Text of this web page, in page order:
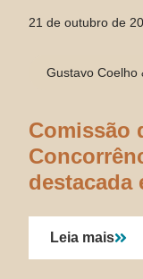
21 de outubro de
Gustavo Coelho
Comissão
destacada
regulação
Leia mais